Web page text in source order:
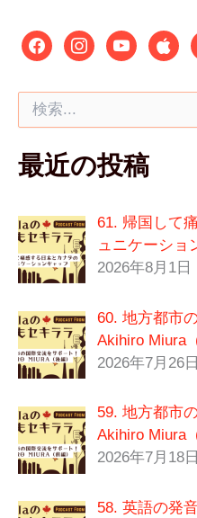
索
象
最近の投稿
61. 帰国して
ュニケーショ
2026年8月1日
60. 地方都市
Akihiro Miura
2026年7月26日
59. 地方都市
Akihiro Miura
2026年7月18日
58. 英語の発